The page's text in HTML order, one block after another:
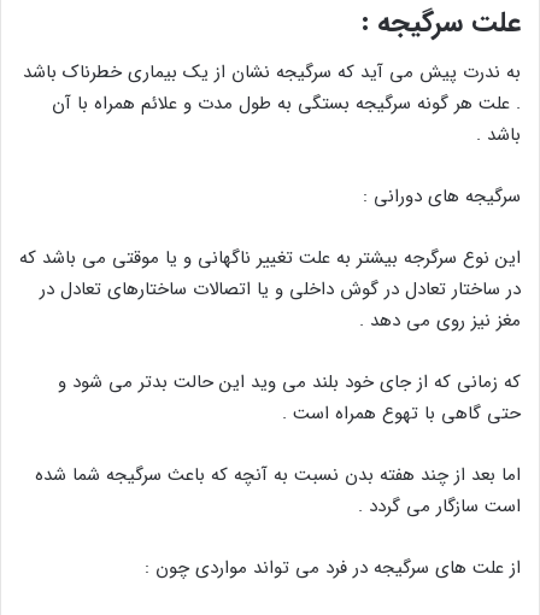
علت سرگیجه :
به ندرت پیش می آید که سرگیجه نشان از یک بیماری خطرناک باشد
. علت هر گونه سرگیجه بستگی به طول مدت و علائم همراه با آن
باشد .
سرگیجه های دورانی :
این نوع سرگرجه بیشتر به علت تغییر ناگهانی و یا موقتی می باشد که
در ساختار تعادل در گوش داخلی و یا اتصالات ساختارهای تعادل در
مغز نیز روی می دهد .
که زمانی که از جای خود بلند می وید این حالت بدتر می شود و
حتی گاهی با تهوع همراه است .
اما بعد از چند هفته بدن نسبت به آنچه که باعث سرگیجه شما شده
است سازگار می گردد .
از علت های سرگیجه در فرد می تواند مواردی چون :